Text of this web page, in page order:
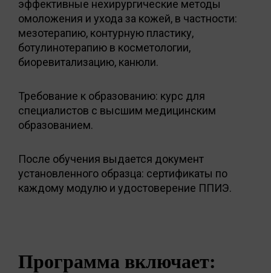
эффективные нехирургические методы
омоложения и ухода за кожей, в частности:
мезотерапию, контурную пластику,
ботулинотерапию в косметологии,
биоревитализацию, канюли.
Требование к образованию: курс для
специалистов с высшим медицинским
образованием.
После обучения выдается документ
установленного образца: сертификаты по
каждому модулю и удостоверение ППИЭ.
Программа включает: